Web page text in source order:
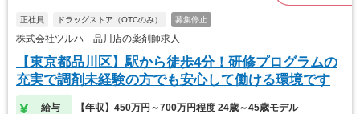
正社員 ドラッグストア（OTCのみ） 募集停止
株式会社ツルハ 品川店の薬剤師求人
【東京都品川区】駅から徒歩4分！研修プログラムの
充実で調剤未経験の方でも安心して働ける環境です
給与 【年収】450万円～700万円程度 24歳～45歳モデル